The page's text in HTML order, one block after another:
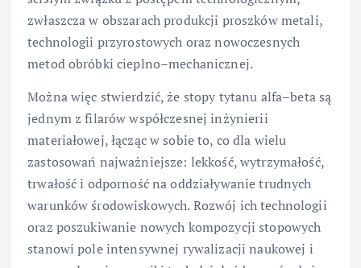
zwłaszcza w obszarach produkcji proszków metali,
technologii przyrostowych oraz nowoczesnych
metod obróbki cieplno–mechanicznej.
Można więc stwierdzić, że stopy tytanu alfa–beta są
jednym z filarów współczesnej inżynierii
materiałowej, łącząc w sobie to, co dla wielu
zastosowań najważniejsze: lekkość, wytrzymałość,
trwałość i odporność na oddziaływanie trudnych
warunków środowiskowych. Rozwój ich technologii
oraz poszukiwanie nowych kompozycji stopowych
stanowi pole intensywnej rywalizacji naukowej i